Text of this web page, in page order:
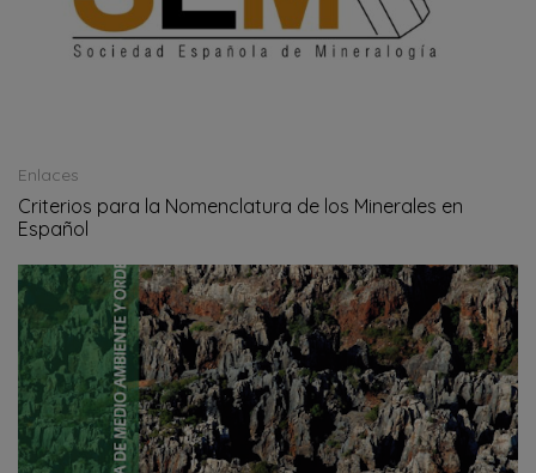
Enlaces
Criterios para la Nomenclatura de los Minerales en
Español